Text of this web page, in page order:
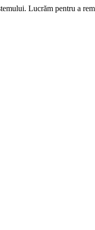
Lucrăm pentru a